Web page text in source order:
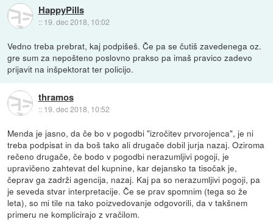
HappyPills
:: 19. dec 2018, 10:02
Vedno treba prebrat, kaj podpišeš. Če pa se čutiš zavedenega oz.
gre sum za nepošteno poslovno prakso pa imaš pravico zadevo
prijavit na inšpektorat ter policijo.
thramos
:: 19. dec 2018, 10:52
Menda je jasno, da če bo v pogodbi "izročitev prvorojenca", je ni
treba podpisat in da boš tako ali drugače dobil jurja nazaj. Oziroma
rečeno drugače, če bodo v pogodbi nerazumljivi pogoji, je
upravičeno zahtevat del kupnine, kar dejansko ta tisočak je,
čeprav ga zadrži agencija, nazaj. Kaj pa so nerazumljivi pogoji, pa
je seveda stvar interpretacije. Če se prav spomnim (tega so že
leta), so mi tile na tako poizvedovanje odgovorili, da v takšnem
primeru ne komplicirajo z vračilom.